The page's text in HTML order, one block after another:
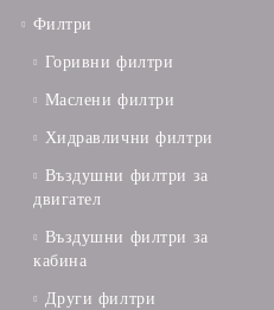
Филтри
Горивни филтри
Маслени филтри
Хидравлични филтри
Въздушни филтри за
двигател
Въздушни филтри за
кабина
Други филтри